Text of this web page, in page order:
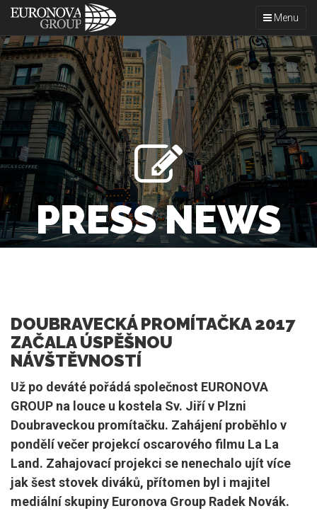
Toggle
Menu
PRESS NEWS
DOUBRAVECKÁ PROMÍTAČKA 2017
ZAČALA ÚSPĚŠNOU
NÁVŠTĚVNOSTÍ
Už po deváté pořádá společnost EURONOVA
GROUP na louce u kostela Sv. Jiří v Plzni
Doubraveckou promítačku. Zahájení proběhlo v
pondělí večer projekcí oscarového filmu La La
Land. Zahajovací projekci se nenechalo ujít více
jak šest stovek diváků, přítomen byl i majitel
mediální skupiny Euronova Group Radek Novák.